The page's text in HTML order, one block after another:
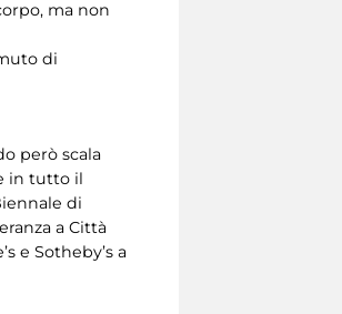
ma non
di
però scala
in tutto il
di
a Città
e Sotheby’s a